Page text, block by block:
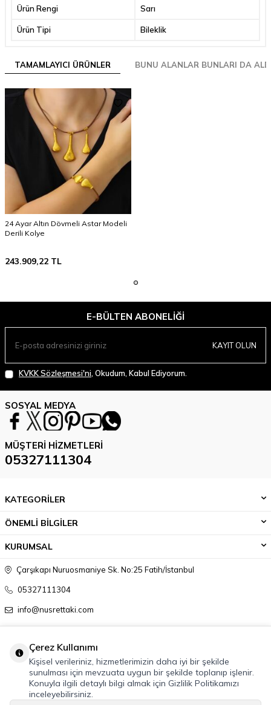
Ürün Rengi Sarı
Ürün Tipi Bileklik
TAMAMLAYICI ÜRÜNLER BUNU ALANLAR BUNLARI DA
24 Ayar Altın Dövmeli Astar Modeli
Derili Kolye
243.909,22 TL
E-BÜLTEN ABONELIĞI
KAYIT OLUN
KVKK Sözleşmesi'ni, Okudum, Kabul Ediyorum.
SOSYAL MEDYA
MÜŞTERI HIZMETLERI
05327111304
KATEGORİLER
ÖNEMLİ BİLGİLER
KURUMSAL
Çarşıkapı Nuruosmaniye Sk. No:25 Fatih/İstanbul
05327111304
info@nusrettaki.com
Çerez Kullanımı
Kişisel verileriniz, hizmetlerimizin daha iyi bir şekilde
sunulması için mevzuata uygun bir şekilde toplanıp işlenir.
Konuyla ilgili detaylı bilgi almak için Gizlilik Politikamızı
inceleyebilirsiniz.